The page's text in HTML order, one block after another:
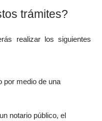
trámites?
realizar los siguientes
por medio de una
notario público, el